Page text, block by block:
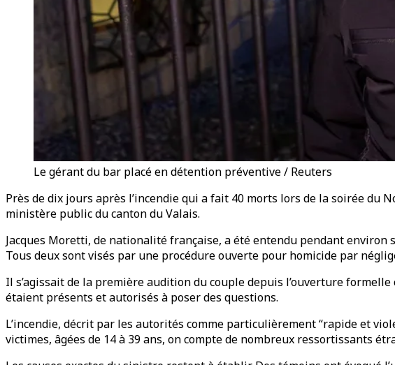
Le gérant du bar placé en détention préventive / Reuters
Près de dix jours après l’incendie qui a fait 40 morts lors de la soirée
ministère public du canton du Valais.
Jacques Moretti, de nationalité française, a été entendu pendant
Tous deux sont visés par une procédure ouverte pour homicide par
Il s’agissait de la première audition du couple depuis l’ouverture
étaient présents et autorisés à poser des questions.
L’incendie, décrit par les autorités comme particulièrement “rapide et
victimes, âgées de 14 à 39 ans, on compte de nombreux ressortissants